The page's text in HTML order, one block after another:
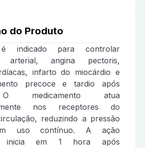
do Produto
é indicado para controlar
arterial, angina pectoris,
infarto do miocárdio e
precoce e tardio após
medicamento atua
nos receptores do
reduzindo a pressão
uso contínuo. A ação
inicia em 1 hora após